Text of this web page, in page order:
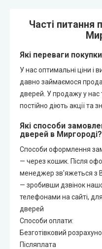
Часті питання
Які переваги
У нас оптимальні ціни і
давно займаємося
дверей. У продажу у нас
постійно діють акції та
Які способи
дверей в Миргороді?
Способи оформлення
— через кошик. Після
менеджер зв'яжеться з
— зробивши дзвінок
телефонами на сайті,
дверей
Способи оплати:
Безготівковий
Післяплата